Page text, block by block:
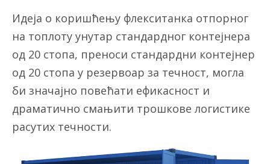
Идеја о коришћењу флекситанка отпорног
на топлоту унутар стандардног контејнера
од 20 стопа, преноси стандардни контејнер
од 20 стопа у резервоар за течност, могла
би значајно повећати ефикасност и
драматично смањити трошкове логистике
расутих течности.